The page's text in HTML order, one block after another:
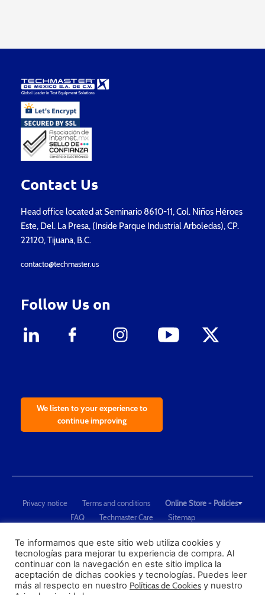
Contact Us
Head office located at Seminario 8610-11, Col. Niños Héroes
Este, Del. La Presa, (Inside Parque Industrial Arboledas), CP.
22120, Tijuana, B.C.
contacto@techmaster.us
Follow Us on
We listen to your experience to
continue improving
Privacy notice Terms and conditions
Online Store - Policies
FAQ
Techmaster Care
Sitemap
"Techmaster de México is The Global Leader in Test Equipment Solutions -
Calibration, Dimensional Measurement and Testing"
PROFECO
CONDUSEF
Te informamos que este sitio web utiliza cookies y
tecnologías para mejorar tu experiencia de compra. Al
continuar con la navegación en este sitio implica la
aceptación de dichas cookies y tecnologías. Puedes leer
más al respecto en nuestro Políticas de Cookies y nuestro